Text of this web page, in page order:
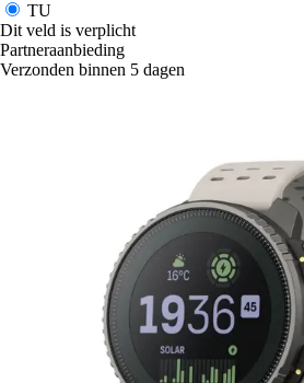
TU
Dit veld is verplicht
Partneraanbieding
Verzonden binnen 5 dagen